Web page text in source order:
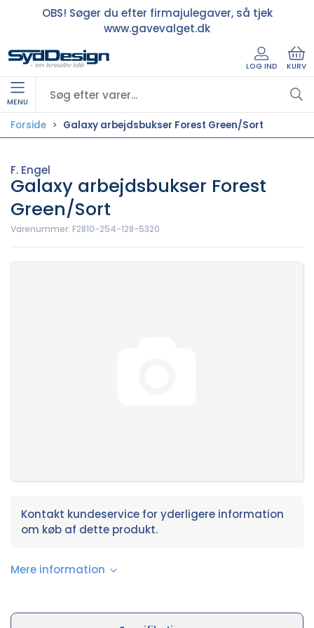
OBS! Søger du efter firmajulegaver, så tjek
www.gavevalget.dk
LOG IND KURV
MENU
Forside Galaxy arbejdsbukser Forest Green/Sort
F. Engel
Galaxy arbejdsbukser Forest
Green/Sort
Varenummer: F2810-254-128-5320
Kontakt kundeservice for yderligere information
om køb af dette produkt.
Mere information